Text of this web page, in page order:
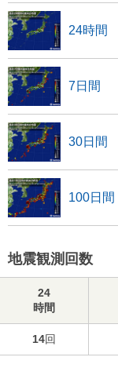
24時間
7日間
30日間
100日間
地震観測回数
24
時間
14回